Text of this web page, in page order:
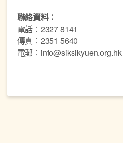
聯絡資料︰
電話︰2327 8141
傳真︰2351 5640
電郵︰info@siksikyuen.org.hk